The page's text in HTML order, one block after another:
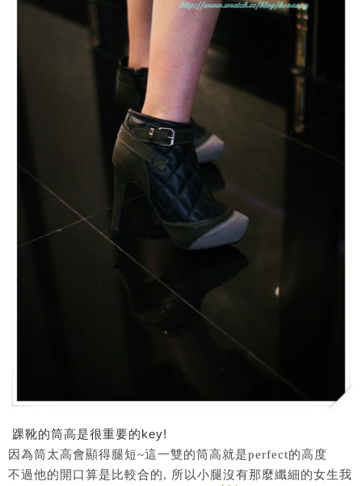
踝靴的筒高是很重要的key!
因為筒太高會顯得腿短~這一雙的筒高就是perfect的高度
不過他的開口算是比較合的, 所以小腿沒有那麼纖細的女生我